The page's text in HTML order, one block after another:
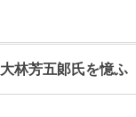
大林芳五郞氏を憶ふ